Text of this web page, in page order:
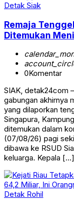
Detak Siak
Remaja
Ditemukan
0Komentar
SIAK, detak24com
gabungan akhirnya
yang dilaporkan
Singapura,
ditemukan dalam
(07/08/26) pagi
dibawa ke RSUD
keluarga. Kepala […]
Detak Rohil